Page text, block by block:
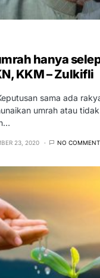
hanya
KKM – Zulkifli
sama ada
umrah atau
23, 2020 NO